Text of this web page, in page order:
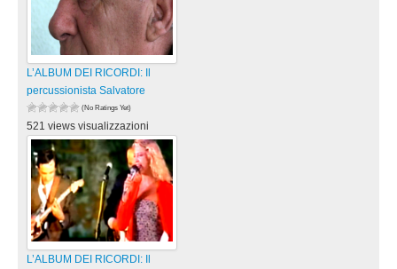
L’ALBUM DEI RICORDI: Il
percussionista Salvatore
(No Ratings Yet)
521 views visualizzazioni
L’ALBUM DEI RICORDI: Il